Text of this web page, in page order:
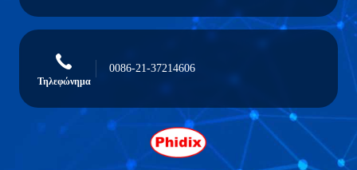
Τηλεφώνημα
0086-21-37214606